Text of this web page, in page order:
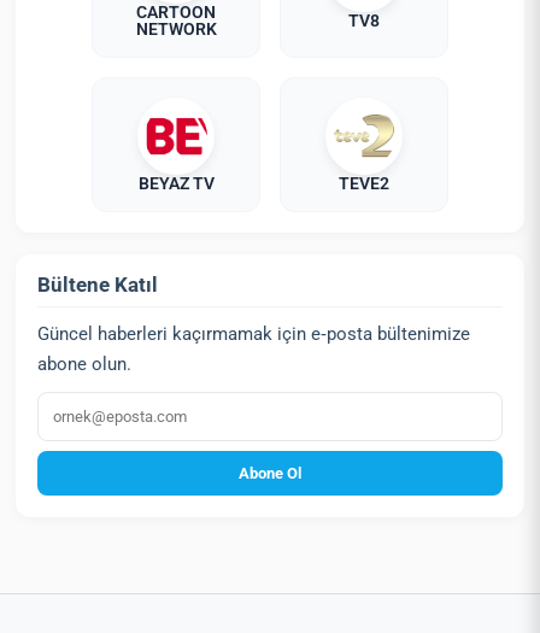
CARTOON
NETWORK
TV8
BEYAZ TV TEVE2
Bültene Katıl
Güncel haberleri kaçırmamak için e‑posta bültenimize
abone olun.
E‑posta
Abone Ol